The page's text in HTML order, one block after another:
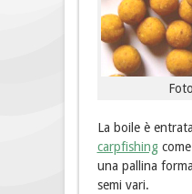
La boile è
carpfishingcome
una pallina
semi vari.